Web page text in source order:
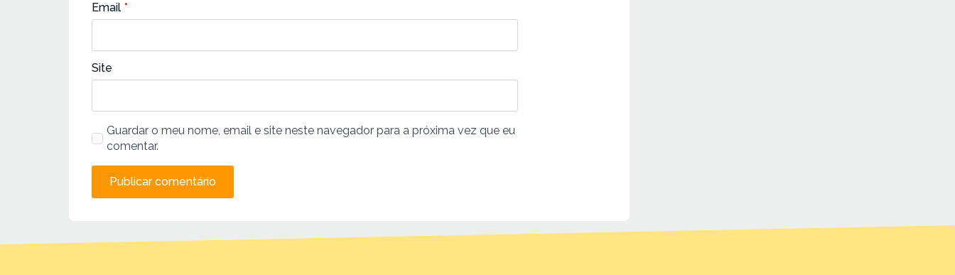
Email *
Site
Guardar o meu nome, email e site neste navegador para a próxima vez que eu
comentar.